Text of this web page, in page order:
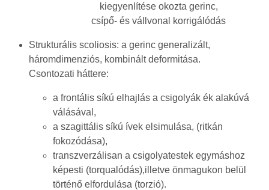
kiegyenlítése okozta gerinc,
csípő- és vállvonal korrigálódás
Strukturális scoliosis: a gerinc generalizált,
háromdimenziós, kombinált deformitása.
Csontozati háttere:
a frontális síkú elhajlás a csigolyák ék alakúvá
válásával,
a szagittális síkú ívek elsimulása, (ritkán
fokozódása),
transzverzálisan a csigolyatestek egymáshoz
képesti (torqualódás),illetve önmagukon belül
történő elfordulása (torzió).